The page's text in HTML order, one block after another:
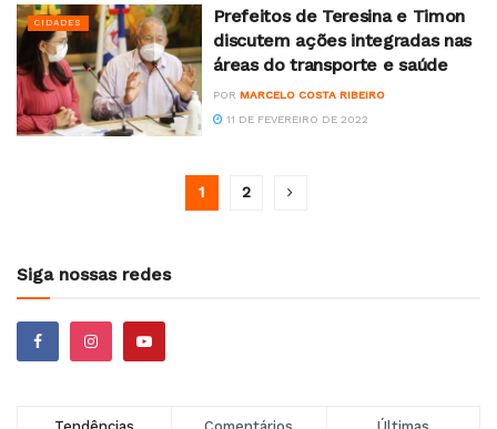
CIDADES
Prefeitos de Teresina e Timon
discutem ações integradas nas
áreas do transporte e saúde
POR MARCELO COSTA RIBEIRO
11 DE FEVEREIRO DE 2022
1 2
Siga nossas redes